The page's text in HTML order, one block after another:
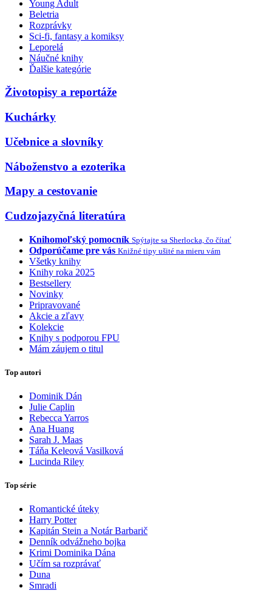
Young Adult
Beletria
Rozprávky
Sci-fi, fantasy a komiksy
Leporelá
Náučné knihy
Ďalšie kategórie
Životopisy a reportáže
Kuchárky
Učebnice a slovníky
Náboženstvo a ezoterika
Mapy a cestovanie
Cudzojazyčná literatúra
Knihomoľský pomocník Spýtajte sa Sherlocka, čo čítať
Odporúčame pre vás Knižné tipy ušité na mieru vám
Všetky knihy
Knihy roka 2025
Bestsellery
Novinky
Pripravované
Akcie a zľavy
Kolekcie
Knihy s podporou FPU
Mám záujem o titul
Top autori
Dominik Dán
Julie Caplin
Rebecca Yarros
Ana Huang
Sarah J. Maas
Táňa Keleová Vasilková
Lucinda Riley
Top série
Romantické úteky
Harry Potter
Kapitán Stein a Notár Barbarič
Denník odvážneho bojka
Krimi Dominika Dána
Učím sa rozprávať
Duna
Smradi